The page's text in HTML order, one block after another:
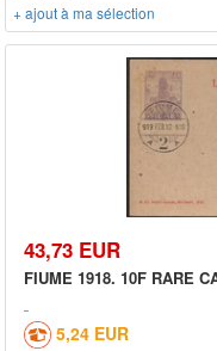
+ ajout à ma sélection
43,73 EUR
FIUME 1918. 10F RARE
5,24 EUR